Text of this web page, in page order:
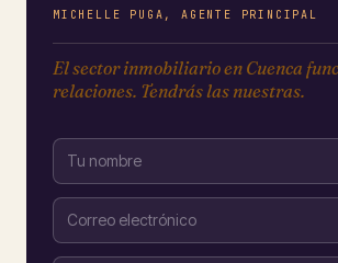
MICHELLE PUGA, AGENTE PRINCIPAL
El sector inmobiliario en Cuenca
relaciones. Tendrás las nuestras.